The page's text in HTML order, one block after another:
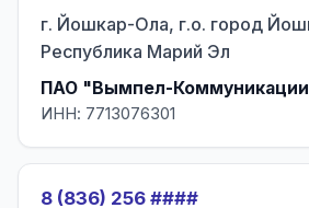
г. Йошкар-Ола, г.о. город
Республика Марий Эл
ПАО "Вымпел-
ИНН: 7713076301
8 (836) 256 ####